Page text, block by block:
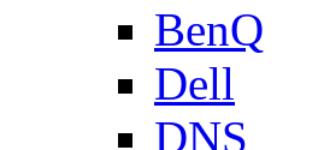
BenQ
Dell
DNS